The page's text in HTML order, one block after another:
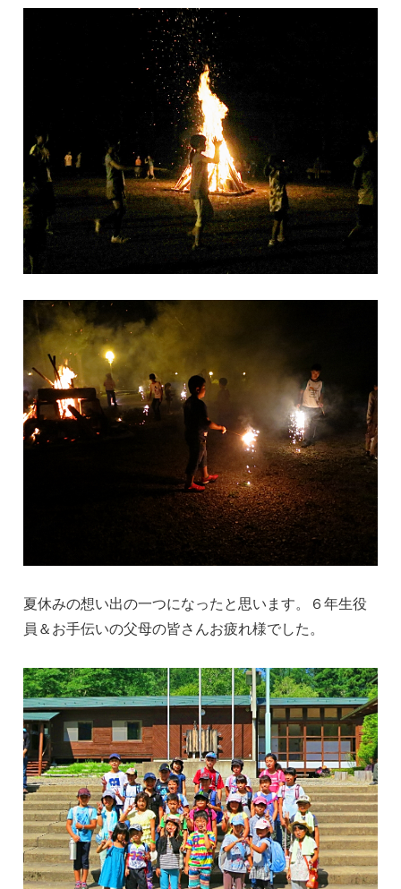
夏休みの想い出の一つになったと思います。６年生役
員＆お手伝いの父母の皆さんお疲れ様でした。